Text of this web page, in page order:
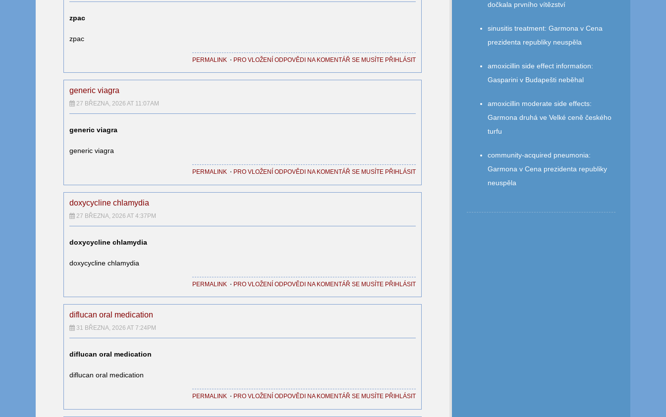
zpac
zpac
PERMALINK⋅ PRO VLOŽENÍ ODPOVĚDI NA KOMENTÁŘ SE MUSÍTE PŘIHLÁSIT
generic viagra
27 BŘEZNA, 2026 AT 11:07AM
generic viagra
generic viagra
PERMALINK⋅ PRO VLOŽENÍ ODPOVĚDI NA KOMENTÁŘ SE MUSÍTE PŘIHLÁSIT
doxycycline chlamydia
27 BŘEZNA, 2026 AT 4:37PM
doxycycline chlamydia
doxycycline chlamydia
PERMALINK⋅ PRO VLOŽENÍ ODPOVĚDI NA KOMENTÁŘ SE MUSÍTE PŘIHLÁSIT
diflucan oral medication
31 BŘEZNA, 2026 AT 7:24PM
diflucan oral medication
diflucan oral medication
PERMALINK⋅ PRO VLOŽENÍ ODPOVĚDI NA KOMENTÁŘ SE MUSÍTE PŘIHLÁSIT
dočkala prvního vítězství
sinusitis treatment: Garmona v Cena
prezidenta republiky neuspěla
amoxicillin side effect information:
Gasparini v Budapešti neběhal
amoxicillin moderate side effects:
Garmona druhá ve Velké ceně českého
turfu
community‑acquired pneumonia:
Garmona v Cena prezidenta republiky
neuspěla